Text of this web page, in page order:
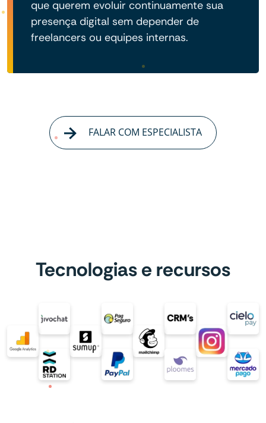
que querem evoluir continuamente sua
presença digital sem depender de
freelancers ou equipes internas.
FALAR COM ESPECIALISTA
Tecnologias e recursos